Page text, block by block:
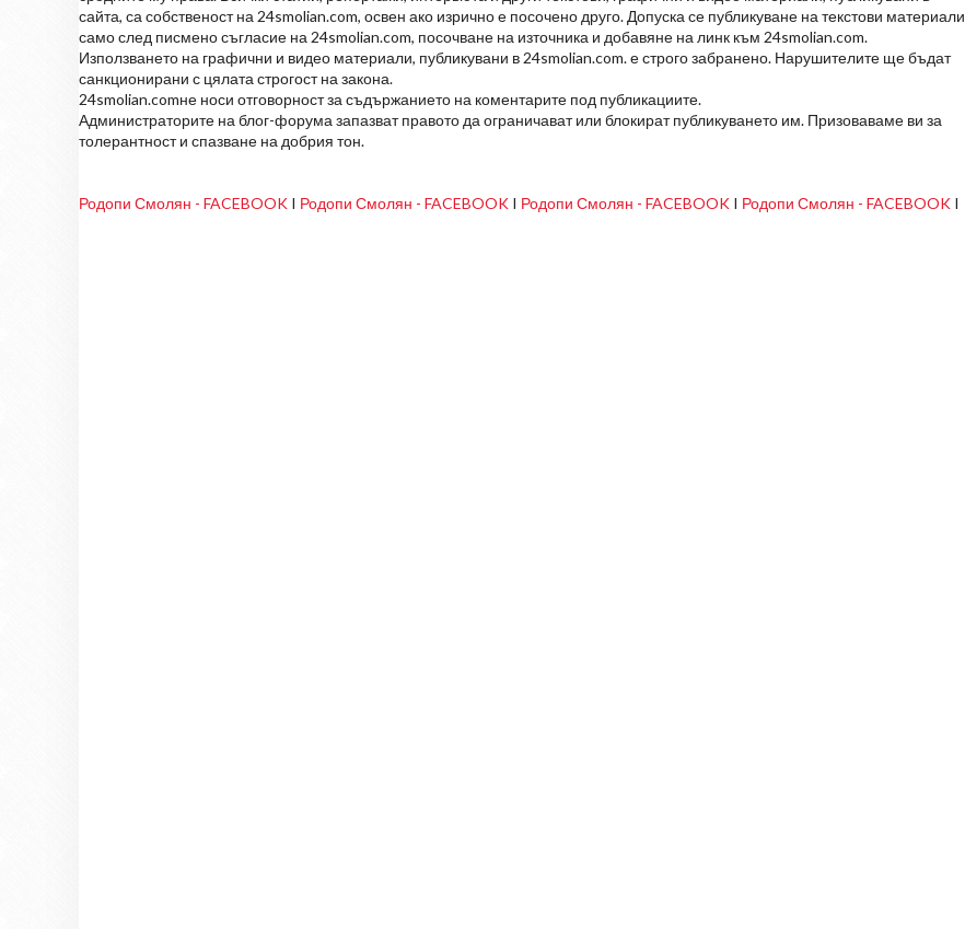
сайта, са собственост на 24smolian.com, освен ако изрично е посочено друго. Допуска се публикуване на текстови материали
само след писмено съгласие на 24smolian.com, посочване на източника и добавяне на линк към 24smolian.com.
Използването на графични и видео материали, публикувани в 24smolian.com. е строго забранено. Нарушителите ще бъдат
санкционирани с цялата строгост на закона.
24smolian.comне носи отговорност за съдържанието на коментарите под публикациите.
Администраторите на блог-форума запазват правото да ограничават или блокират публикуването им. Призоваваме ви за
толерантност и спазване на добрия тон.
Родопи Смолян - FACEBOOK I Родопи Смолян - FACEBOOK I Родопи Смолян - FACEBOOK I Родопи Смолян - FACEBOOK I